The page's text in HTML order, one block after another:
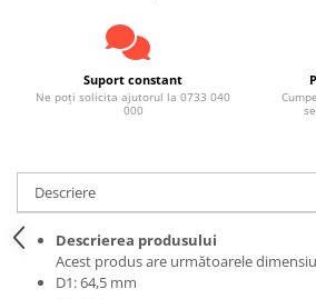
Suport constant
Ne poți solicita ajutorul la 0733 040
000
Descriere
Descrierea produsului
Acest produs are următoarele
D1: 64,5 mm